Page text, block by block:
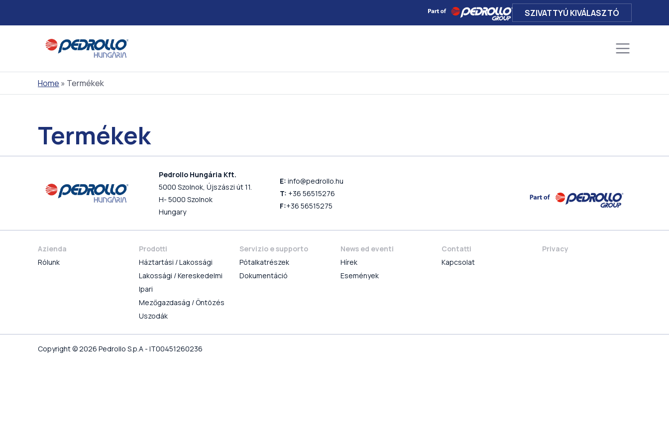
to
SZIVATTYÚ KIVÁLASZTÓ
Home » Termékek
Termékek
Pedrollo Hungária Kft.
5000 Szolnok, Újszászi út 11.
H- 5000 Szolnok
Hungary
E: info@pedrollo.hu
T: +36 56515276
F:+36 56515275
Azienda
Rólunk
Prodotti
Háztartási / Lakossági
Lakossági / Kereskedelmi
Ipari
Mezőgazdaság / Öntözés
Uszodák
Servizio e supporto
Pótalkatrészek
Dokumentáció
News ed eventi
Hírek
Események
Contatti
Kapcsolat
Privacy
Copyright © 2026 Pedrollo S.p.A - IT00451260236